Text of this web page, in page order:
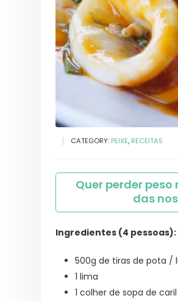
CATEGORY: PEIXE, RECEITAS
Quer perder
das
Ingredientes (4 pessoas):
500g de tiras de pota /
1 lima
1 colher de sopa de caril